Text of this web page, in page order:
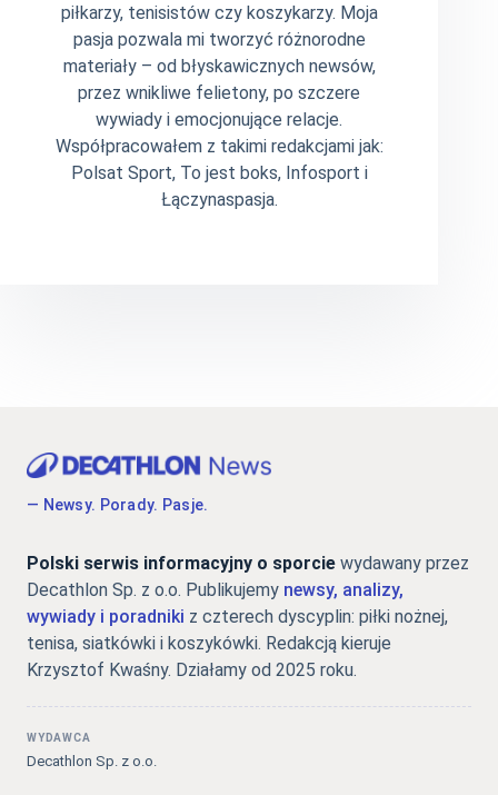
piłkarzy, tenisistów czy koszykarzy. Moja
pasja pozwala mi tworzyć różnorodne
materiały – od błyskawicznych newsów,
przez wnikliwe felietony, po szczere
wywiady i emocjonujące relacje.
Współpracowałem z takimi redakcjami jak:
Polsat Sport, To jest boks, Infosport i
Łączynaspasja.
— Newsy. Porady. Pasje.
Polski serwis informacyjny o sporcie wydawany przez
Decathlon Sp. z o.o. Publikujemy newsy, analizy,
wywiady i poradniki z czterech dyscyplin: piłki nożnej,
tenisa, siatkówki i koszykówki. Redakcją kieruje
Krzysztof Kwaśny. Działamy od 2025 roku.
WYDAWCA
Decathlon Sp. z o.o.